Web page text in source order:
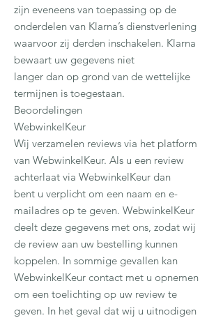
zijn eveneens van toepassing op de
onderdelen van Klarna’s dienstverlening
waarvoor zij derden inschakelen. Klarna
bewaart uw gegevens niet
langer dan op grond van de wettelijke
termijnen is toegestaan.
Beoordelingen
WebwinkelKeur
Wij verzamelen reviews via het platform
van WebwinkelKeur. Als u een review
achterlaat via WebwinkelKeur dan
bent u verplicht om een naam en e-
mailadres op te geven. WebwinkelKeur
deelt deze gegevens met ons, zodat wij
de review aan uw bestelling kunnen
koppelen. In sommige gevallen kan
WebwinkelKeur contact met u opnemen
om een toelichting op uw review te
geven. In het geval dat wij u uitnodigen